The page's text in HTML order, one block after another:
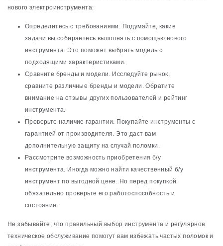
нового электроинструмента:
Определитесь с требованиями. Подумайте, какие
задачи вы собираетесь выполнять с помощью нового
инструмента. Это поможет выбрать модель с
подходящими характеристиками.
Сравните бренды и модели. Исследуйте рынок,
сравните различные бренды и модели. Обратите
внимание на отзывы других пользователей и рейтинг
инструмента.
Проверьте наличие гарантии. Покупайте инструменты с
гарантией от производителя. Это даст вам
дополнительную защиту на случай поломки.
Рассмотрите возможность приобретения б/у
инструмента. Иногда можно найти качественный б/у
инструмент по выгодной цене. Но перед покупкой
обязательно проверьте его работоспособность и
состояние.
Не забывайте, что правильный выбор инструмента и регулярное
техническое обслуживание помогут вам избежать частых поломок и